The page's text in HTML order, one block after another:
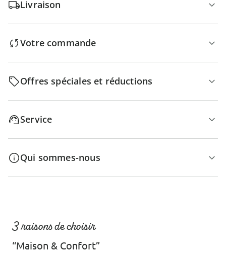
Livraison
Votre commande
Offres spéciales et réductions
Service
Qui sommes-nous
3 raisons de choisir
“Maison & Confort”